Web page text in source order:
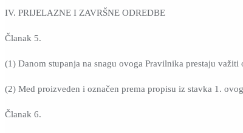
IV. PRIJELAZNE I ZAVRŠNE ODREDBE
Članak 5.
(1) Danom stupanja na snagu ovoga Pravilnika prestaju
(2) Med proizveden i označen prema propisu iz stavka 1.
Članak 6.